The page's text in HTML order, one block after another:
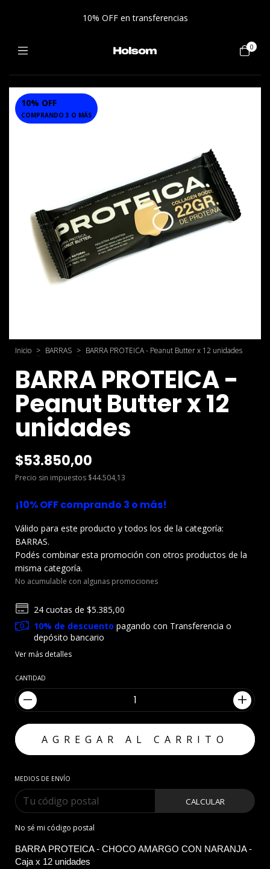
10% OFF en transferencias
0
10% OFF
COMPRANDO 3 O MÁS
Inicio > BARRAS > BARRA PROTEICA - Peanut Butter x 12 unidades
BARRA PROTEICA -
Peanut Butter x 12
unidades
$53.850,00
Precio sin impuestos $44.504,13
¡10% OFF comprando 3 o más!
Válido para este producto y todos los de la categoría:
BARRAS.
Podés combinar esta promoción con otros productos de la
misma categoría.
No acumulable con algunas promociones
24 cuotas de$5.385,00
10% de descuento pagando con Transferencia o
depósito bancario
Ver más detalles
CANTIDAD
MEDIOS DE ENVÍO
CALCULAR
No sé mi código postal
BARRA PROTEICA - CHOCO AMARGO CON NARANJA -
Caja x 12 unidades